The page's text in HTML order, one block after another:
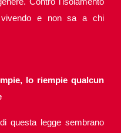
e non sa a chi
lo riempie qualcun
questa legge sembrano